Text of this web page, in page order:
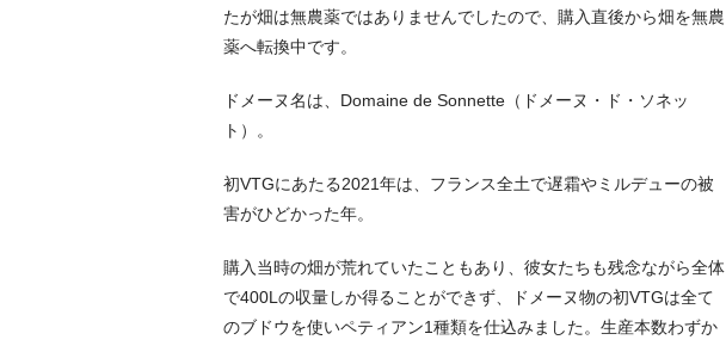
たが畑は無農薬ではありませんでしたので、購入直後から畑を無農
薬へ転換中です。
ドメーヌ名は、Domaine de Sonnette（ドメーヌ・ド・ソネッ
ト）。
初VTGにあたる2021年は、フランス全土で遅霜やミルデューの被
害がひどかった年。
購入当時の畑が荒れていたこともあり、彼女たちも残念ながら全体
で400Lの収量しか得ることができず、ドメーヌ物の初VTGは全て
のブドウを使いペティアン1種類を仕込みました。生産本数わずか